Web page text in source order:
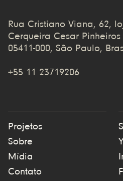
Rua Cristiano Viana, 62,
Cerqueira Cesar Pinheiros
05411-000, São Paulo,
+55 11 23719206
Projetos
Sobre
Mídia
Contato